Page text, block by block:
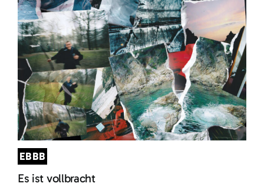
EBBB
Es ist vollbracht